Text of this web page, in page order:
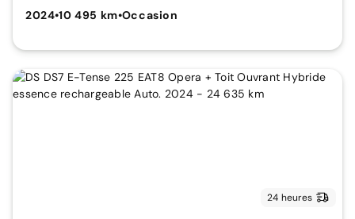
2024•10 495 km•Occasion
24 heures